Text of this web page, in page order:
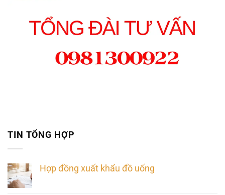
TIN TỔNG HỢP
Hợp đồng xuất khẩu đồ uống